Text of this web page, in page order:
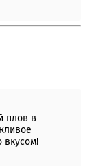
плов в
вкусом!